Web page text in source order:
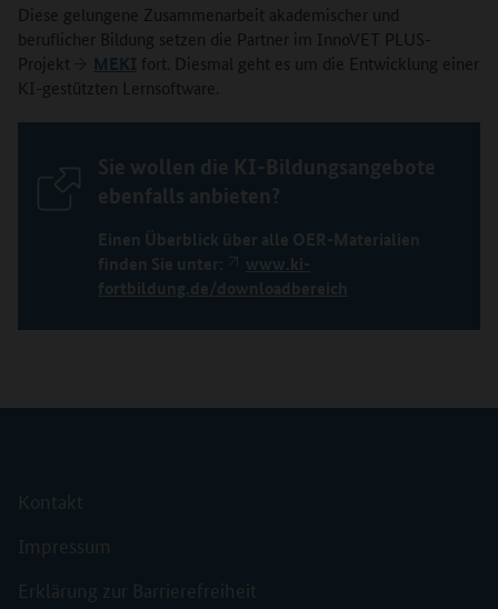
Diese gelungene Zusammenarbeit akademischer und
beruflicher Bildung setzen die Partner im InnoVET PLUS-
Projekt
MEKI fort. Diesmal geht es um die Entwicklung einer
KI-gestützten Lernsoftware.
Sie wollen die KI-Bildungsangebote
ebenfalls anbieten?
Einen Überblick über alle OER-Materialien
finden Sie unter:
www.ki-
fortbildung.de/downloadbereich
Kontakt
Impressum
Erklärung zur Barrierefreiheit